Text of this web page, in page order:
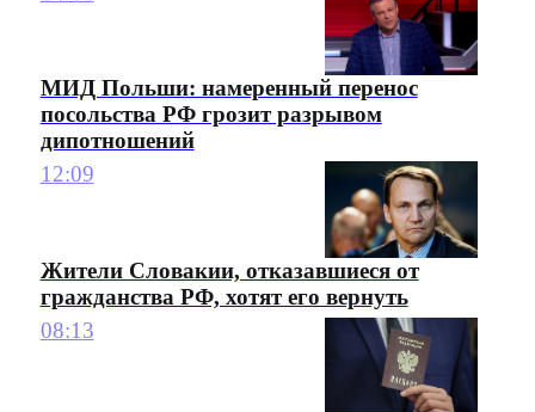
МИД Польши: намеренный перенос
посольства РФ грозит разрывом
дипотношений
12:09
Жители Словакии, отказавшиеся от
гражданства РФ, хотят его вернуть
08:13